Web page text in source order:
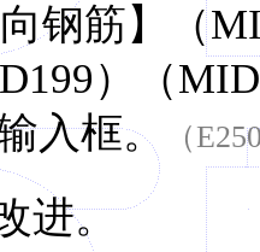
钢筋】（
）（
入框。 （
进。